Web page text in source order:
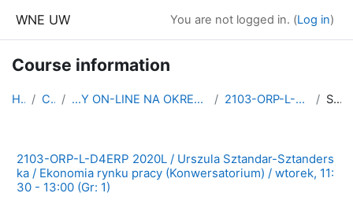
WNE UW You are not logged in. (Log in)
Course information
Home Courses ...Y ON-LINE NA OKRES KWARANTANNY - LATO 2020/2021 PL 2103-ORP-L-D4ERP 2020L (konw)(Gr: 1) Summary
2103-ORP-L-D4ERP 2020L / Urszula Sztandar-Sztanders
ka / Ekonomia rynku pracy (Konwersatorium) / wtorek, 11:
30 - 13:00 (Gr: 1)